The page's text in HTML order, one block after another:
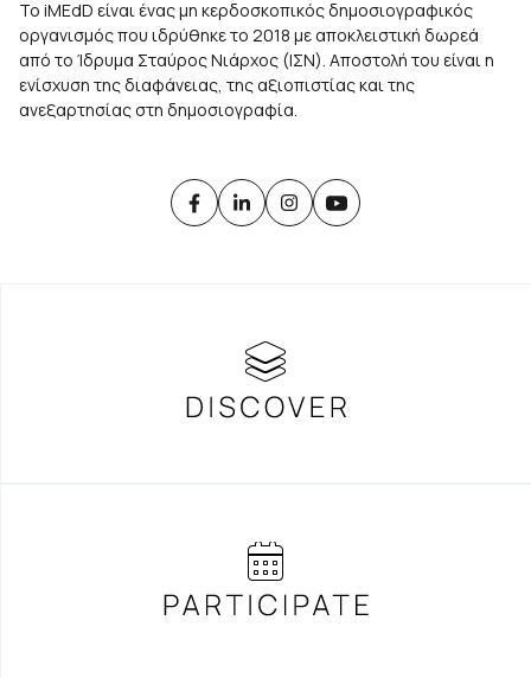
Το iMEdD είναι ένας μη κερδοσκοπικός δημοσιογραφικός
οργανισμός που ιδρύθηκε το 2018 με αποκλειστική δωρεά
από το Ίδρυμα Σταύρος Νιάρχος (ΙΣΝ). Αποστολή του είναι η
ενίσχυση της διαφάνειας, της αξιοπιστίας και της
ανεξαρτησίας στη δημοσιογραφία.